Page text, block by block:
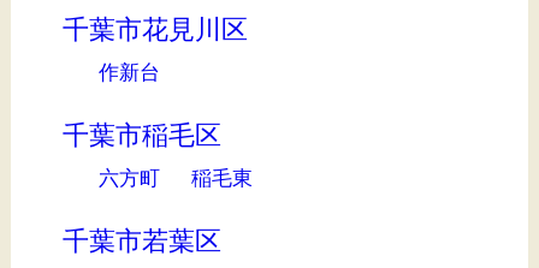
千葉市花見川区
作新台
千葉市稲毛区
六方町 稲毛東
千葉市若葉区